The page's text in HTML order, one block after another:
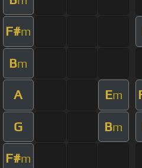
F#m
Bm
A Em
G Bm
F#m